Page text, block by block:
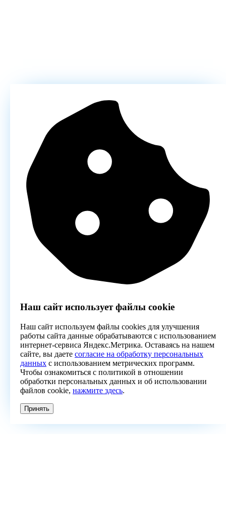
Наш сайт использует файлы cookie
Наш сайт используем файлы cookies для улучшения
работы сайта данные обрабатываются с использованием
интернет-сервиса Яндекс.Метрика. Оставаясь на нашем
сайте, вы даете согласие на обработку персональных
данных с использованием метрических программ.
Чтобы ознакомиться с политикой в отношении
обработки персональных данных и об использовании
файлов cookie, нажмите здесь.
Принять